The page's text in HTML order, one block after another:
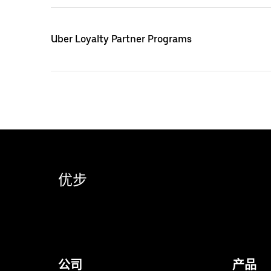
Uber Loyalty Partner Programs
优步
公司 产品